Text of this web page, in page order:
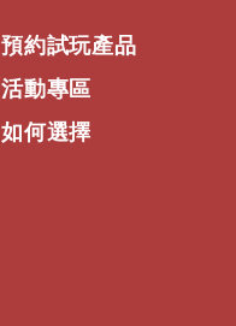
預約試玩產品
活動專區
如何選擇